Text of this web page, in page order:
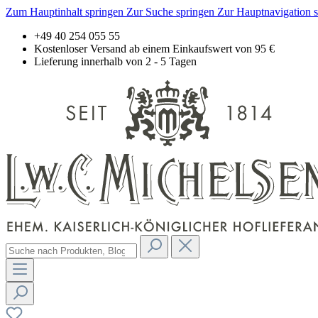
Zum Hauptinhalt springen Zur Suche springen Zur Hauptnavigation
+49 40 254 055 55
Kostenloser Versand ab einem Einkaufswert von 95 €
Lieferung innerhalb von 2 - 5 Tagen